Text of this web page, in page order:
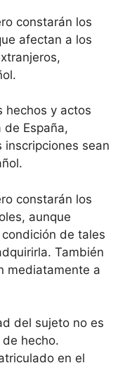
constarán los
afectan a los
hechos y actos
España,
sean
constarán los
aunque
de tales
También
mediatamente a
del sujeto no es
hecho.
en el